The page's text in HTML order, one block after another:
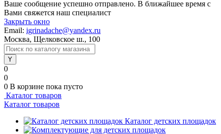
Ваше сообщение успешно отправлено. В ближайшее время с
Вами свяжется наш специалист
Закрыть окно
Email: igrinadache@yandex.ru
Москва, Щелковское ш., 100
0
0
0 В корзине пока пусто
Каталог товаров
Каталог товаров
Каталог детских площадок